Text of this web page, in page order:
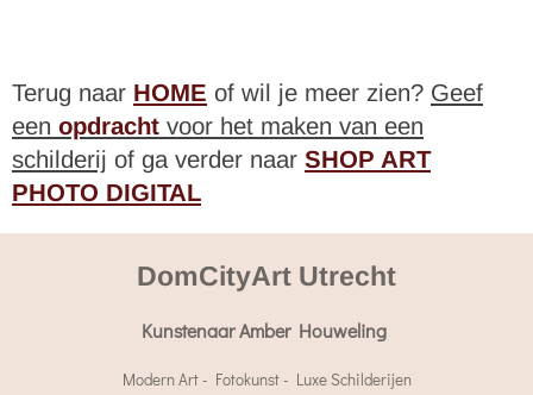
Terug naar HOME of wil je meer zien? Geef
een opdracht voor het maken van een
schilderij of ga verder naar SHOP ART
PHOTO DIGITAL
DomCityArt Utrecht
Kunstenaar Amber Houweling
Modern Art - Fotokunst - Luxe Schilderijen